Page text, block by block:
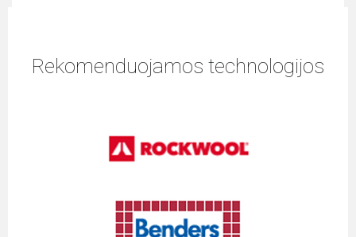
Rekomenduojamos technologijos